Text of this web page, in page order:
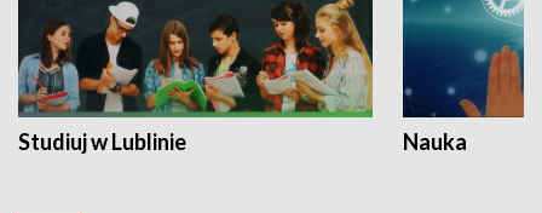
Studiuj w Lublinie Nauka